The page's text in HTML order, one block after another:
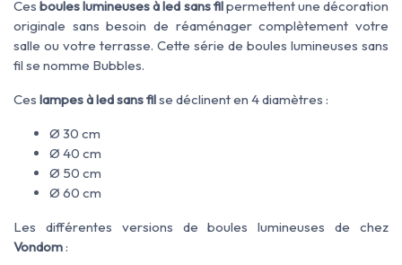
Cesboules lumineuses à led sans filpermettent une décoration
originale sans besoin de réaménager complètement votre
salle ou votre terrasse. Cette série de boules lumineuses sans
fil se nomme Bubbles.
Ces lampes à led sans filse déclinent en 4 diamètres :
Ø 30 cm
Ø 40 cm
Ø 50 cm
Ø 60 cm
Les différentes versions de boules lumineuses de chez
Vondom: